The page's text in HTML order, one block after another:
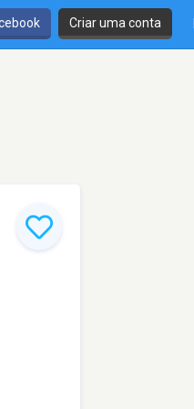
Criar uma conta